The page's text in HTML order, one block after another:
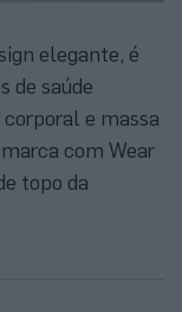
elegante, é
de saúde
e massa
com Wear
topo da